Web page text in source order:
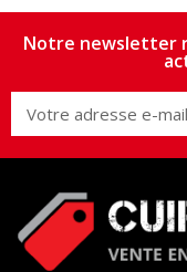
Notre newsletter